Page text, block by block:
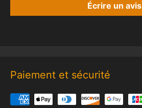
INSTALLATION
Écrire un avis
Paiement et sécurité